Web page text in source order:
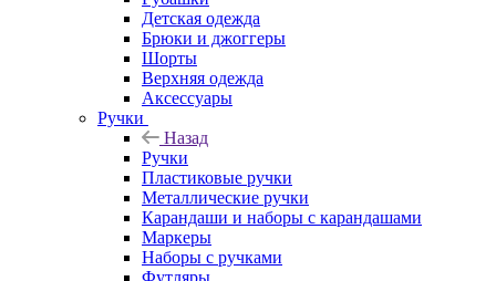
Детская одежда
Брюки и джоггеры
Шорты
Верхняя одежда
Аксессуары
Ручки
Назад
Ручки
Пластиковые ручки
Металлические ручки
Карандаши и наборы с карандашами
Маркеры
Наборы с ручками
Футляры